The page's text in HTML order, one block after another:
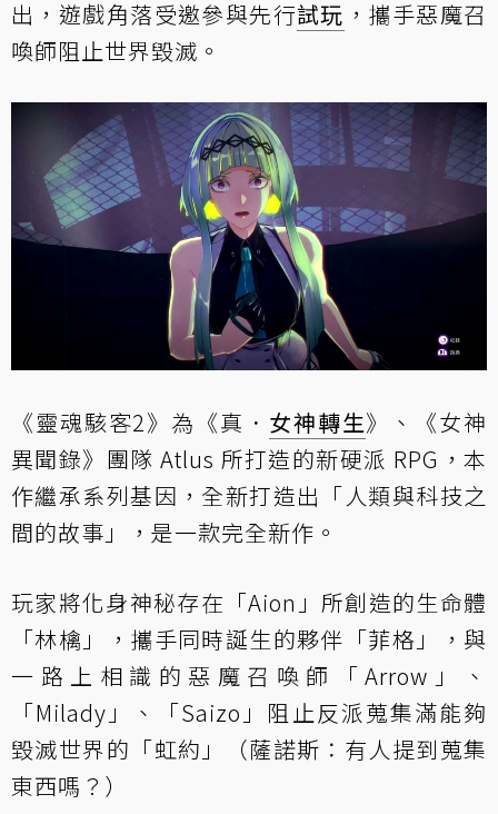
出，遊戲角落受邀參與先行試玩 ，攜手惡魔召
喚師阻止世界毀滅。
《靈魂駭客2》為《真． 女神轉生》、《女神
異聞錄》團隊 Atlus 所打造的新硬派 RPG，本
作繼承系列基因，全新打造出「人類與科技之
間的故事」，是一款完全新作。
玩家將化身神秘存在「Aion」所創造的生命體
「林檎」，攜手同時誕生的夥伴「菲格」，與
一路上相識的惡魔召喚師「Arrow」、
「Milady」、「Saizo」阻止反派蒐集滿能夠
毀滅世界的「虹約」（薩諾斯：有人提到蒐集
東西嗎？）